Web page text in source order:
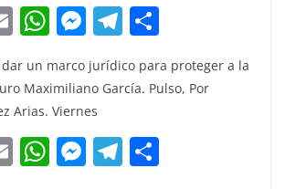
E
ai
l
W
at
s
A
p
M
e
ss
e
n
g
T
e
a
m
m
un marco jurídico para proteger a la
Maximiliano García. Pulso, Por
Arias. Viernes
E W M T